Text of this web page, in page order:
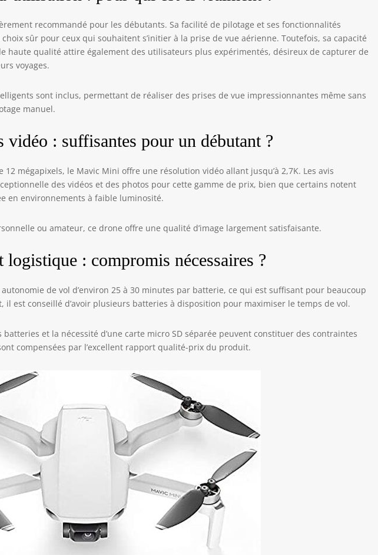
iPhone 8, iPhone 8 Plus, iPhone 7, iPhone 7 Plus, iPhone 6s,
iPhone 6s Plus, iPhone SE (1ère génération) Compatibilité:
Modèles d'iPad: iPad mini (5e génération), iPad mini 4, iPad
recommandé pour les débutants. Sa facilité de pilotage et ses fonctionnalités
sûr pour ceux qui souhaitent s’initier à la prise de vue aérienne. Toutefois, sa capacité
haute qualité attire également des utilisateurs plus expérimentés, désireux de capturer de
voyages.
sont inclus, permettant de réaliser des prises de vue impressionnantes même sans
manuel.
vidéo : suffisantes pour un débutant ?
12 mégapixels, le Mavic Mini offre une résolution vidéo allant jusqu’à 2,7K. Les avis
des vidéos et des photos pour cette gamme de prix, bien que certains notent
en environnements à faible luminosité.
ou amateur, ce drone offre une qualité d’image largement satisfaisante.
logistique : compromis nécessaires ?
autonomie de vol d’environ 25 à 30 minutes par batterie, ce qui est suffisant pour beaucoup
il est conseillé d’avoir plusieurs batteries à disposition pour maximiser le temps de vol.
batteries et la nécessité d’une carte micro SD séparée peuvent constituer des contraintes
compensées par l’excellent rapport qualité-prix du produit.